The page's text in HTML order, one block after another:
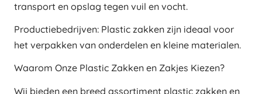
transport en opslag tegen vuil en vocht.
Productiebedrijven: Plastic zakken zijn ideaal voor
het verpakken van onderdelen en kleine materialen.
Waarom Onze Plastic Zakken en Zakjes Kiezen?
Wij bieden een breed assortiment plastic zakken en